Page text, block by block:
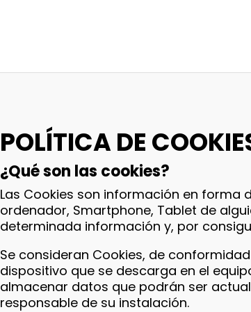
POLÍTICA DE
¿Qué son las cookies?
Las Cookies son información en forma
ordenador, Smartphone, Tablet de
determinada información y, por
Se consideran Cookies, de
dispositivo que se descarga en el
almacenar datos que podrán ser
responsable de su instalación.